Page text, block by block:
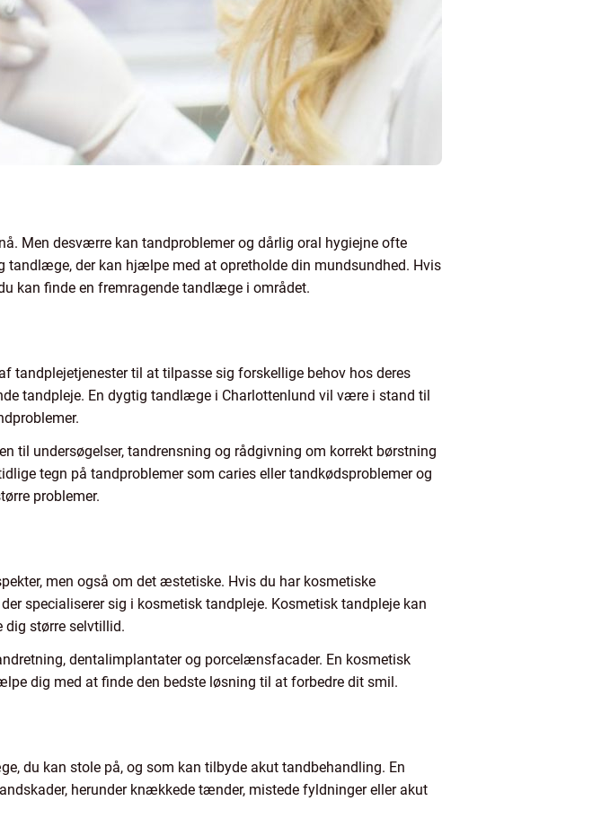
Men desværre kan tandproblemer og dårlig oral hygiejne ofte
der kan hjælpe med at opretholde din mundsundhed. Hvis
kan finde en fremragende tandlæge i området.
til at tilpasse sig forskellige behov hos deres
tandpleje. En dygtig tandlæge i Charlottenlund vil være i stand til
til undersøgelser, tandrensning og rådgivning om korrekt børstning
tegn på tandproblemer som caries eller tandkødsproblemer og
problemer.
men også om det æstetiske. Hvis du har kosmetiske
specialiserer sig i kosmetisk tandpleje. Kosmetisk tandpleje kan
større selvtillid.
dentalimplantater og porcelænsfacader. En kosmetisk
dig med at finde den bedste løsning til at forbedre dit smil.
du kan stole på, og som kan tilbyde akut tandbehandling. En
herunder knækkede tænder, mistede fyldninger eller akut